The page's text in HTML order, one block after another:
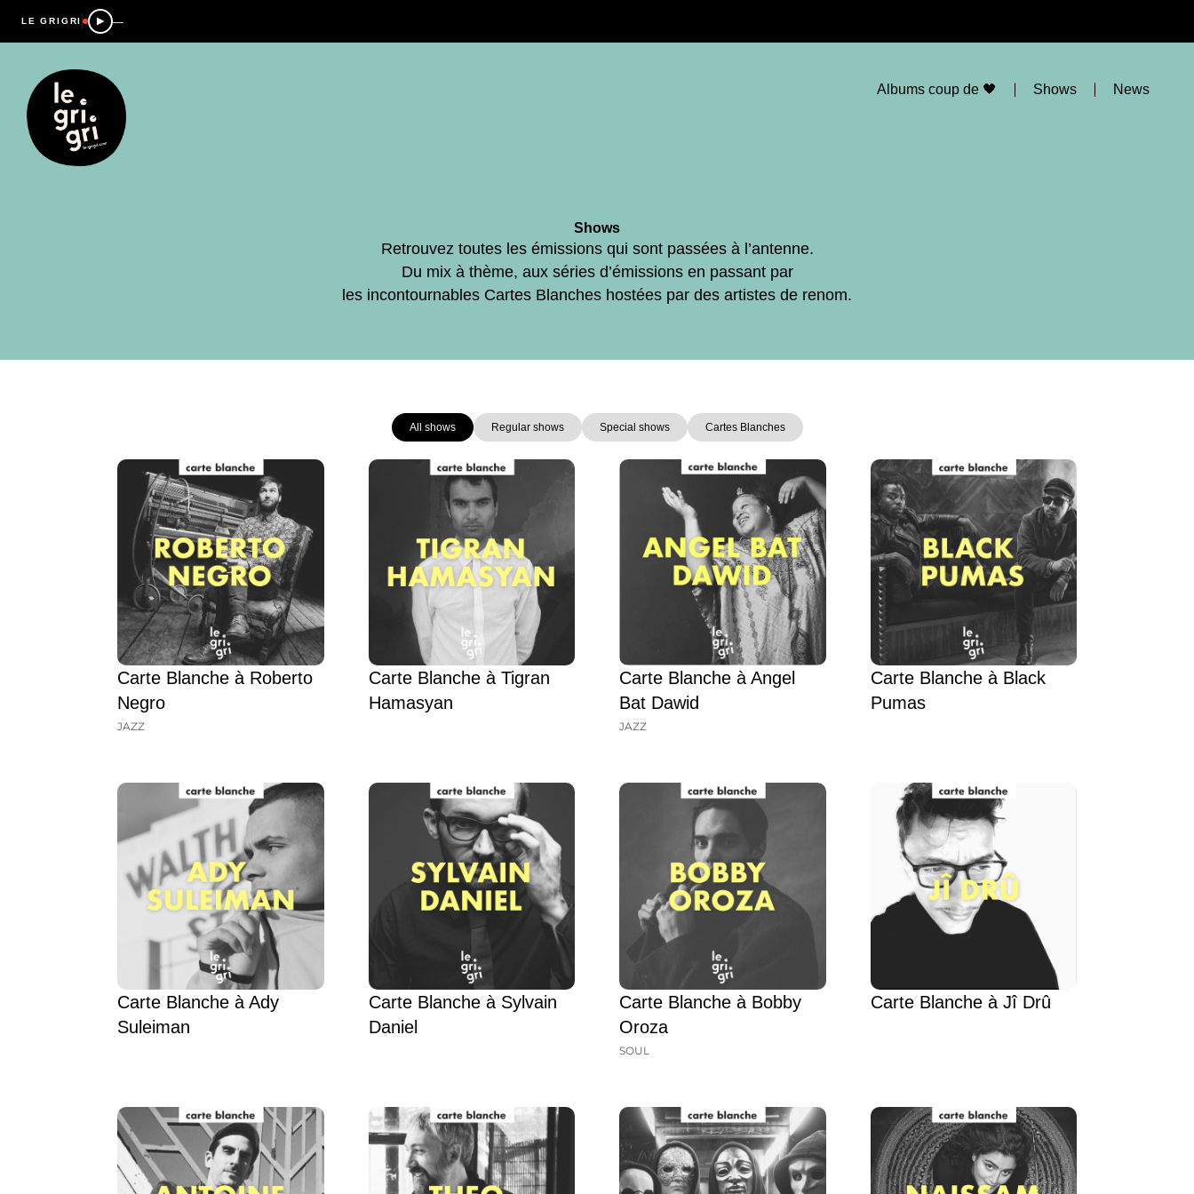
LE GRIGRI —
Albums coup de 🖤 Shows News
Shows
Retrouvez toutes les émissions qui sont passées à l’antenne.
Du mix à thème, aux séries d’émissions en passant par
les incontournables Cartes Blanches hostées par des artistes de renom.
All shows Regular shows Special shows Cartes Blanches
Carte Blanche à Roberto
Negro
JAZZ
Carte Blanche à Tigran
Hamasyan
Carte Blanche à Angel
Bat Dawid
JAZZ
Carte Blanche à Black
Pumas
Carte Blanche à Ady
Suleiman
Carte Blanche à Sylvain
Daniel
Carte Blanche à Bobby
Oroza
SOUL
Carte Blanche à Jî Drû
Page PagePage PagePage Page